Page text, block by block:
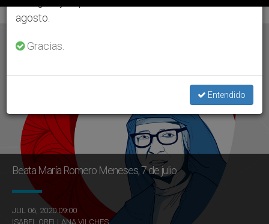
ÚLTIMAS NOTICIAS
Beata María Romero Meneses, 7 de julio
JUL 06, 2020 09:00
ISABEL ORELLANA VILCHES
agosto.
Gracias.
Entendido